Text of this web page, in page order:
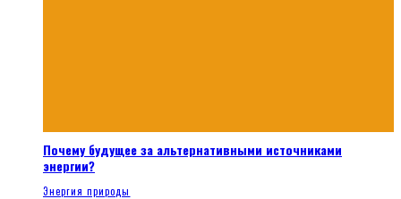
Почему будущее за альтернативными источниками
энергии?
Энергия природы